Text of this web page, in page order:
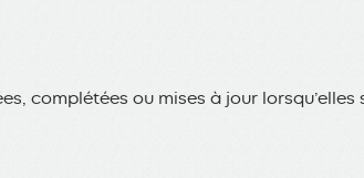
complétées ou mises à jour